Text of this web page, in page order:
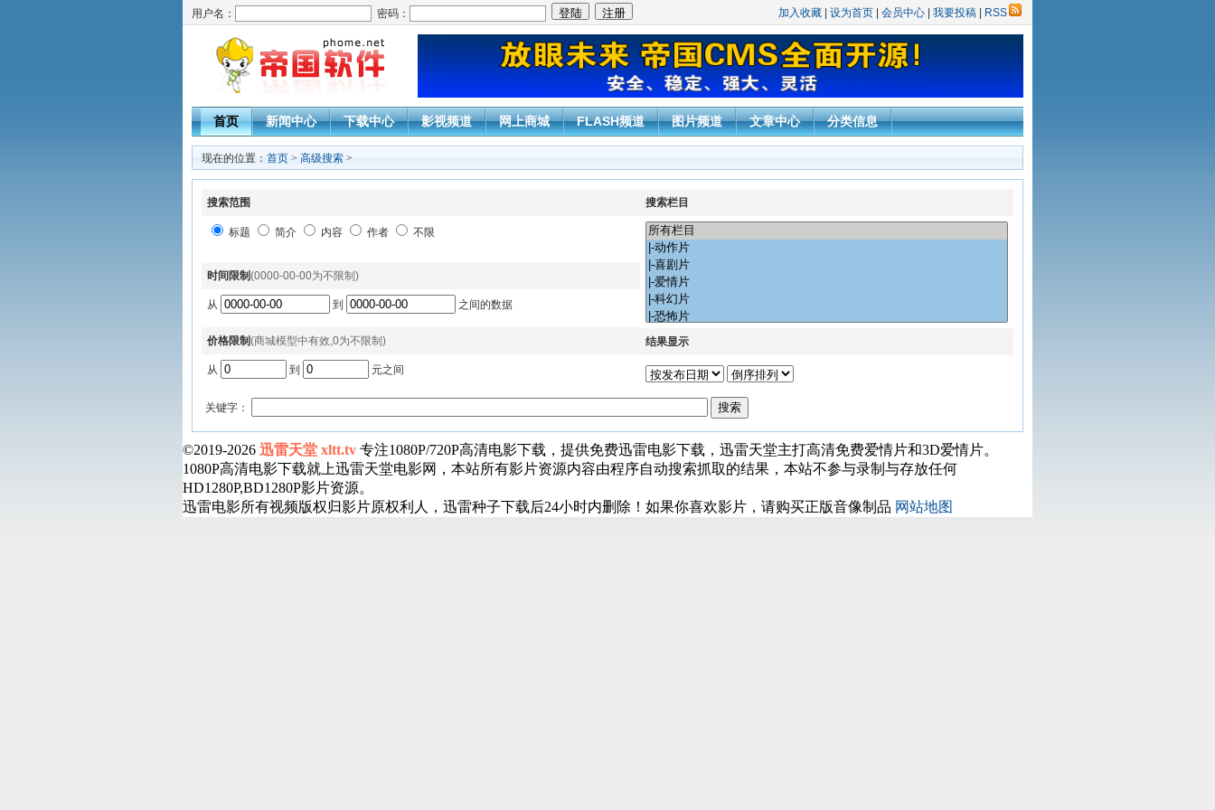
用户名： 密码： 加入收藏 设为首页 会员中心 我要投稿 RSS
首页 新闻中心 下载中心 影视频道 网上商城 FLASH频道 图片频道 文章中心 分类信息
现在的位置： 首页 > 高级搜索 >
搜索范围 搜索栏目
标题 简介 内容 作者 不限
时间限制(0000-00-00为不限制)
从 到 之间的数据
价格限制(商城模型中有效,0为不限制)
从 到 元之间
结果显示
关键字：
©2019-2026 迅雷天堂 xltt.tv 专注1080P/720P高清电影下载，提供免费迅雷电影下载，迅雷天堂主打高清免费爱情片和3D爱情片。
1080P高清电影下载就上迅雷天堂电影网，本站所有影片资源内容由程序自动搜索抓取的结果，本站不参与录制与存放任何
HD1280P,BD1280P影片资源。
迅雷电影所有视频版权归影片原权利人，迅雷种子下载后24小时内删除！如果你喜欢影片，请购买正版音像制品 网站地图